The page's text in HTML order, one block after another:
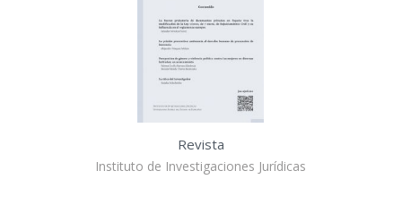
Revista
Instituto de Investigaciones Jurídicas